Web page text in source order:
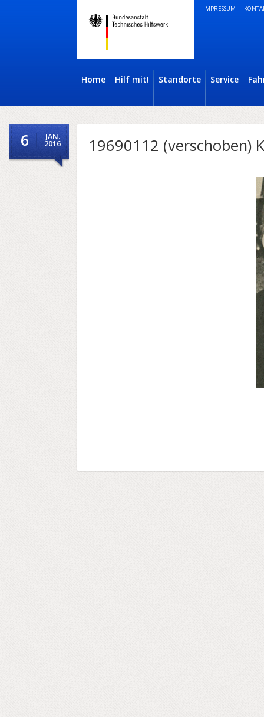
IMPRESSUM
Home Hilf mit! Standorte Service
6 JAN.
2016 19690112 (verschoben)